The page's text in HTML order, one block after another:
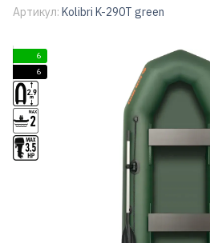
Артикул: Kolibri K-290T green
6
6